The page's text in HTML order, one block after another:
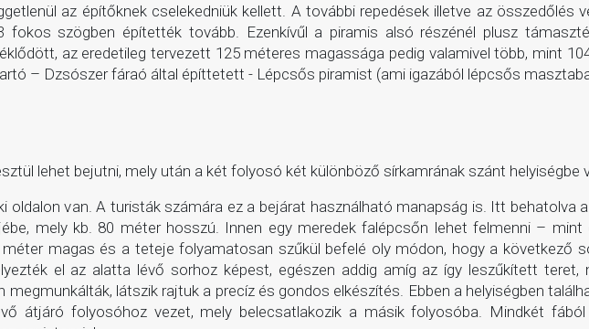
az építőknek cselekedniük kellett. A további repedések illetve az összedőlés
szögben építették tovább. Ezenkívűl a piramis alsó részénél plusz
az eredetileg tervezett 125 méteres magassága pedig valamivel több, mint
– Dzsószer fáraó által építtetett - Lépcsős piramist (ami igazából lépcsős
lehet bejutni, mely után a két folyosó két különböző sírkamrának szánt helyiségbe
oldalon van. A turisták számára ez a bejárat használható manapság is. Itt behatolva
mely kb. 80 méter hosszú. Innen egy meredek falépcsőn lehet felmenni –
magas és a teteje folyamatosan szűkül befelé oly módon, hogy a következő
el az alatta lévő sorhoz képest, egészen addig amíg az így leszűkített teret,
látszik rajtuk a precíz és gondos elkészítés. Ebben a helyiségben
átjáró folyosóhoz vezet, mely belecsatlakozik a másik folyosóba. Mindkét